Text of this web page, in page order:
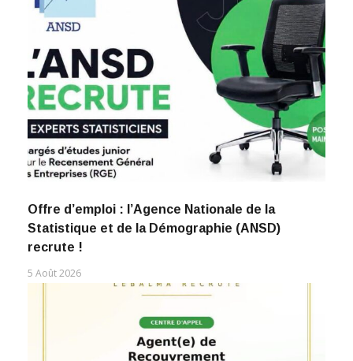
Offre d’emploi : l’Agence Nationale de la
Statistique et de la Démographie (ANSD)
recrute !
5 Août 2026